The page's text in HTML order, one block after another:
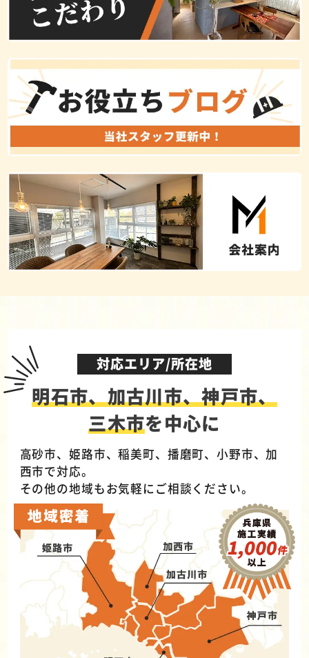
対応エリア/所在地
明石市、加古川市、神戸市、
三木市を中心に
高砂市、姫路市、稲美町、播磨町、小野市、加
西市で対応。
その他の地域もお気軽にご相談ください。